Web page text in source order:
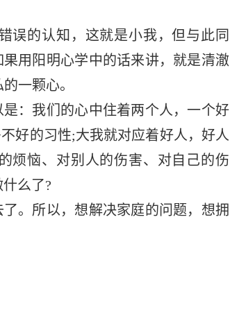
的认知，这就是小我，但与此同
用阳明心学中的话来讲，就是清澈
一颗心。
：我们的心中住着两个人，一个好
好的习性;大我就对应着好人，好人
烦恼、对别人的伤害、对自己的伤
么了?
。所以，想解决家庭的问题，想拥